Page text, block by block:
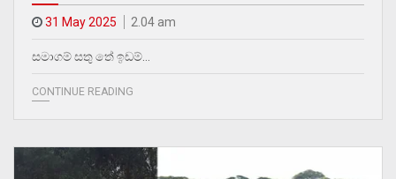
31 May 2025 2.04 am
සමාගම් සතු තේ ඉඩම්…
CONTINUE READING